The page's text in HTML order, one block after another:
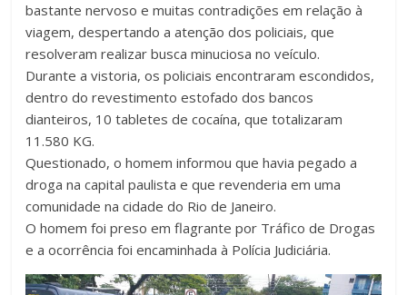
bastante nervoso e muitas contradições em relação à
viagem, despertando a atenção dos policiais, que
resolveram realizar busca minuciosa no veículo.
Durante a vistoria, os policiais encontraram escondidos,
dentro do revestimento estofado dos bancos
dianteiros, 10 tabletes de cocaína, que totalizaram
11.580 KG.
Questionado, o homem informou que havia pegado a
droga na capital paulista e que revenderia em uma
comunidade na cidade do Rio de Janeiro.
O homem foi preso em flagrante por Tráfico de Drogas
e a ocorrência foi encaminhada à Polícia Judiciária.